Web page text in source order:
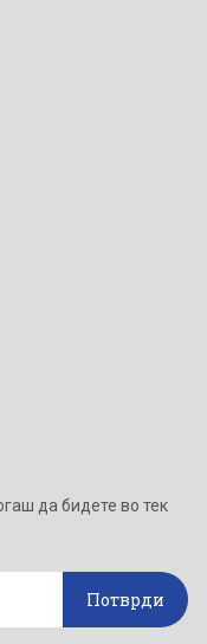
да бидете во тек
Потврди